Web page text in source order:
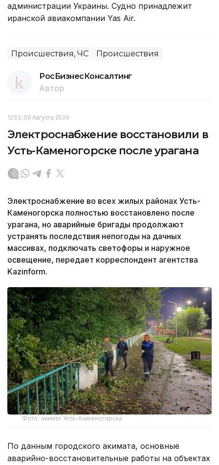
администрации Украины. Судно принадлежит
иранской авиакомпании Yas Air.
Происшествия, ЧС Происшествия
РосБизнесКонсалтинг
Автор
12:52, 06 Августа 2026
Электроснабжение восстановили в
Усть-Каменогорске после урагана
Электроснабжение во всех жилых районах Усть-
Каменогорска полностью восстановлено после
урагана, но аварийные бригады продолжают
устранять последствия непогоды на дачных
массивах, подключать светофоры и наружное
освещение, передает корреспондент агентства
Kazinform.
Фото: акимат Усть-Каменогорска
По данным городского акимата, основные
аварийно-восстановительные работы на объектах